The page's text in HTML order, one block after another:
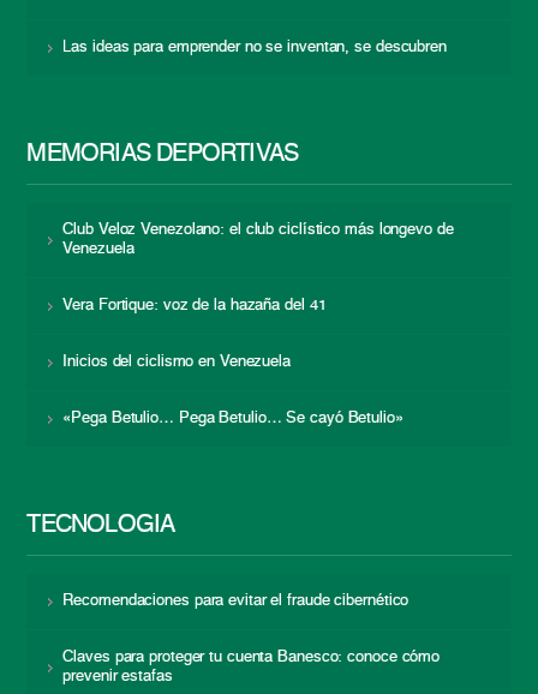
Las ideas para emprender no se inventan, se descubren
MEMORIAS DEPORTIVAS
Club Veloz Venezolano: el club ciclístico más longevo de
Venezuela
Vera Fortique: voz de la hazaña del 41
Inicios del ciclismo en Venezuela
«Pega Betulio… Pega Betulio… Se cayó Betulio»
TECNOLOGÍA
Recomendaciones para evitar el fraude cibernético
Claves para proteger tu cuenta Banesco: conoce cómo
prevenir estafas